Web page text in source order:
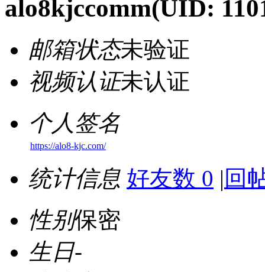
alo8kjccomm(UID:
邮箱状态未验证
视频认证未认证
个人签名
https://alo8-kjc.com/
统计信息 好友数 0 | 回
性别保密
生日-